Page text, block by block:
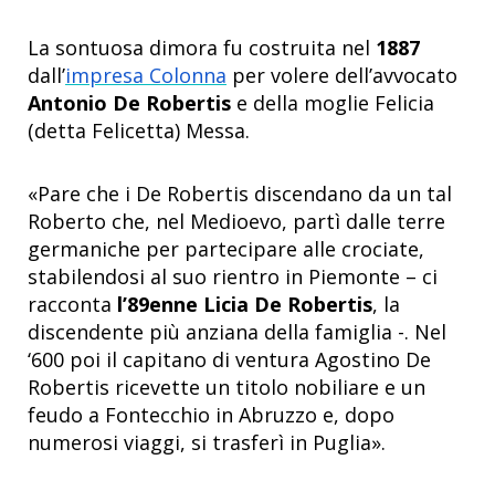
La sontuosa dimora fu costruita nel 1887
dall’impresa Colonna per volere dell’avvocato
Antonio De Robertis e della moglie Felicia
(detta Felicetta) Messa.
«Pare che i De Robertis discendano da un tal
Roberto che, nel Medioevo, partì dalle terre
germaniche per partecipare alle crociate,
stabilendosi al suo rientro in Piemonte – ci
racconta l’89enne Licia De Robertis, la
discendente più anziana della famiglia -. Nel
‘600 poi il capitano di ventura Agostino De
Robertis ricevette un titolo nobiliare e un
feudo a Fontecchio in Abruzzo e, dopo
numerosi viaggi, si trasferì in Puglia».